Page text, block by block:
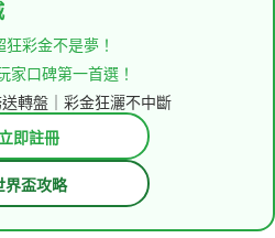
狂彩金不是夢！
家口碑第一首選！
轉盤｜彩金狂灑不中斷
立即註冊
界盃攻略